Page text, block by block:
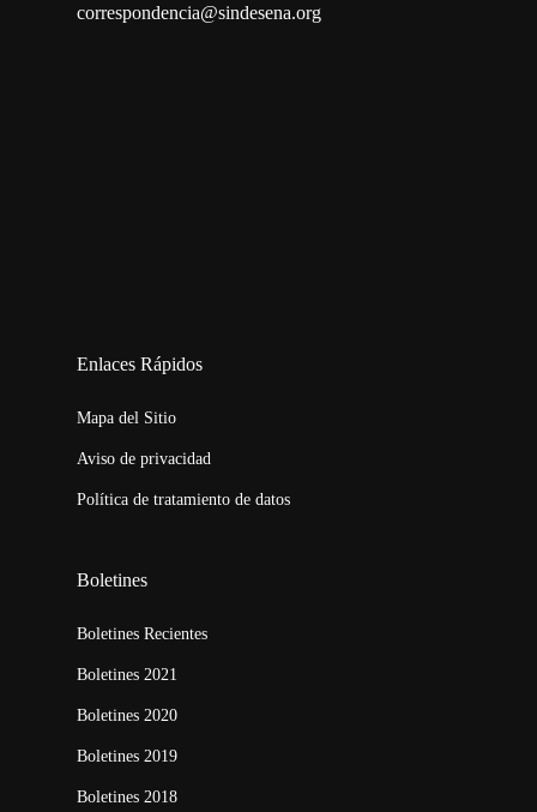
correspondencia@sindesena.org
Enlaces Rápidos
Mapa del Sitio
Aviso de privacidad
Política de tratamiento de datos
Boletines
Boletines Recientes
Boletines 2021
Boletines 2020
Boletines 2019
Boletines 2018